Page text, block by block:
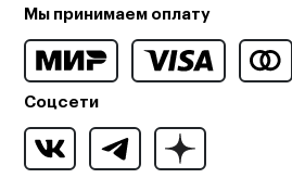
Мы принимаем оплату
Соцсети